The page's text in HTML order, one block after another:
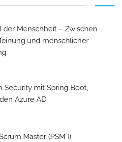
der Menschheit – Zwischen
und menschlicher
Security mit Spring Boot,
Azure AD
Master (PSM I)